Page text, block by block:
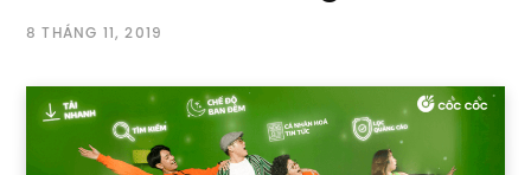
8 THÁNG 11, 2019